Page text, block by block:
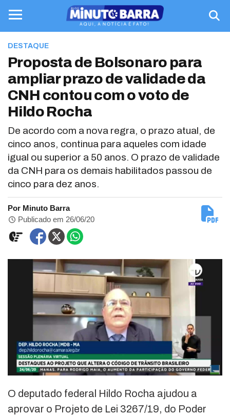
DESTAQUE
Proposta de Bolsonaro para
ampliar prazo de validade da
CNH contou com o voto de
Hildo Rocha
De acordo com a nova regra, o prazo atual, de
cinco anos, continua para aqueles com idade
igual ou superior a 50 anos. O prazo de validade
da CNH para os demais habilitados passou de
cinco para dez anos.
Por Minuto Barra
Publicado em 26/06/20
O deputado federal Hildo Rocha ajudou a
aprovar o Projeto de Lei 3267/19, do Poder